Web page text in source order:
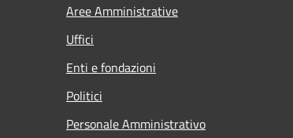
Aree Amministrative
Uffici
Enti e fondazioni
Politici
Personale Amministrativo